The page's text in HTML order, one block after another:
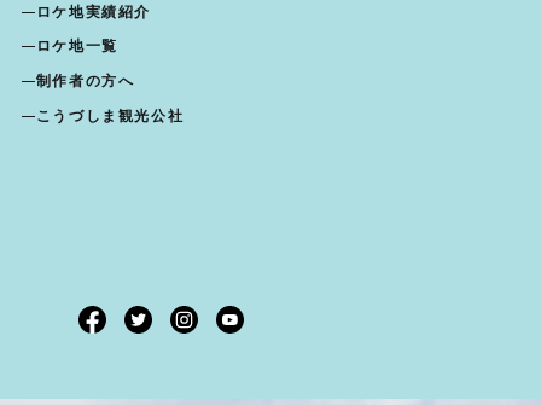
ロケ地実績紹介
ロケ地一覧
制作者の方へ
こうづしま観光公社